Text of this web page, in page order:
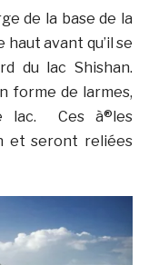
de la base de la
avant qu’il se
du lac Shishan.
forme de larmes,
lac. Ces à®les
et seront reliées